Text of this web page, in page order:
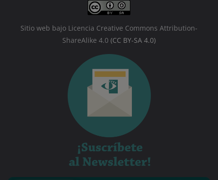
Sitio web bajo Licencia Creative Commons Attribution-
ShareAlike 4.0 (CC BY-SA 4.0)